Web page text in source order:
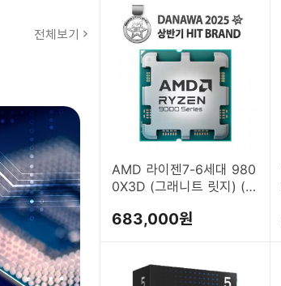
전체보기
AMD 라이젠7-6세대 980
0X3D (그래니트 릿지) (멀
683,000원